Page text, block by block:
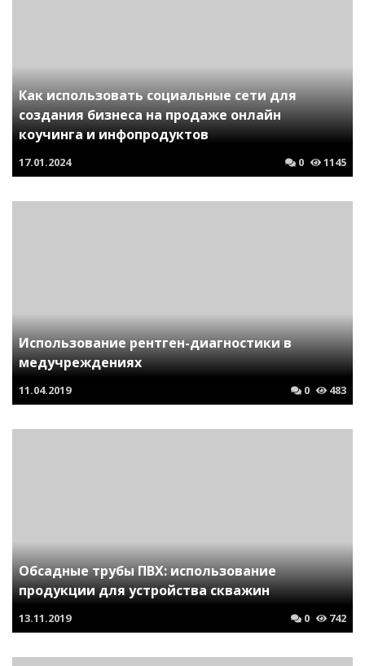
Как использовать социальные сети для
создания бизнеса на продаже онлайн
коучинга и инфопродуктов
17.01.2024 0 1145
Использование рентген-диагностики в
медучреждениях
11.04.2019 0 483
Обсадные трубы ПВХ: использование
продукции для устройства скважин
13.11.2019 0 742